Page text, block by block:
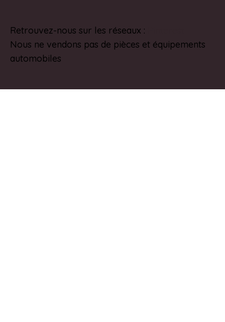
v
e
:
Retrouvez-nous sur les réseaux :
Nous ne vendons pas de pièces et équipements
automobiles